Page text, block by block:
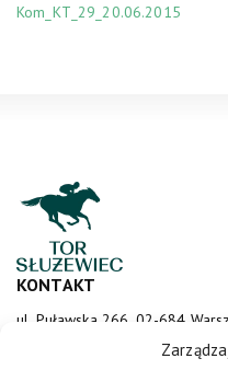
Kom_KT_29_20.06.2015
KONTAKT
ul. Puławska 266, 02-684
sluzewiec@totalizator.pl